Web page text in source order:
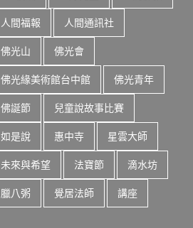
人間福報 人間通訊社
佛光山 佛光會
佛光緣美術館台中館 佛光青年
佛誕節 兒童說故事比賽
如是說 惠中寺 星雲大師
未來與希望 法寶節 滴水坊
臘八粥 覺居法師 講座